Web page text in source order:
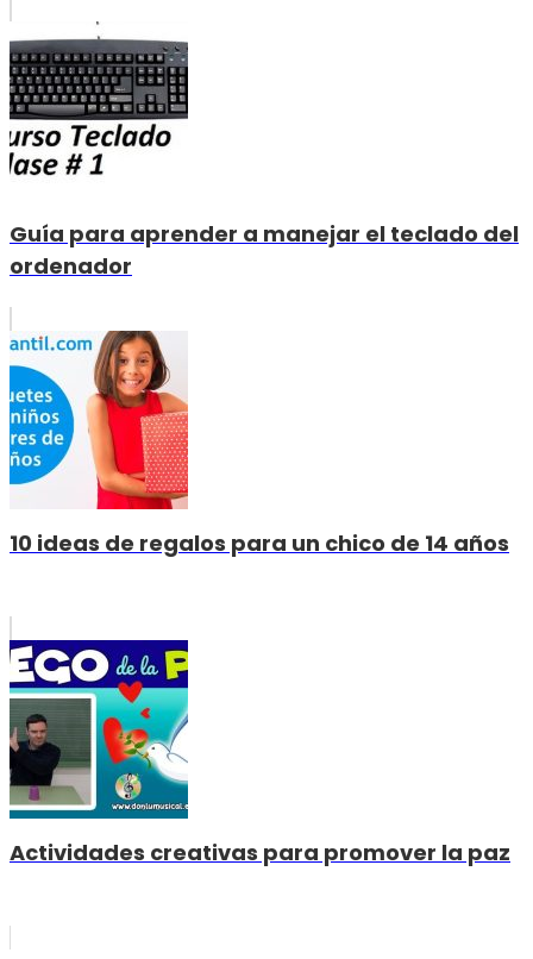
Guía para aprender a manejar el teclado del
ordenador
10 ideas de regalos para un chico de 14 años
Actividades creativas para promover la paz